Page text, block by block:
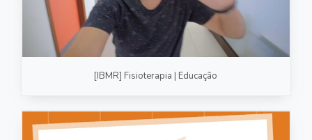
ESTÚDIO
FOTO/VÍDEO
RECEITA / AULA
[IBMR] Fisioterapia | Educação